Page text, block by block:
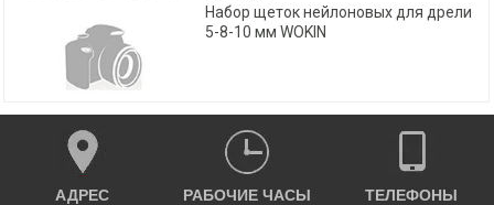
Набор щеток нейлоновых для дрели
5-8-10 мм WOKIN
АДРЕС РАБОЧИЕ ЧАСЫ ТЕЛЕФОНЫ